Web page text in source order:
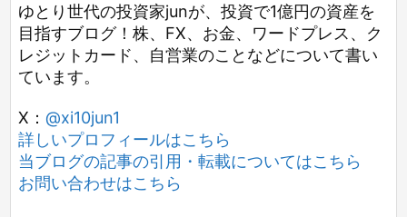
ゆとり世代の投資家junが、投資で1億円の資産を
目指すブログ！株、FX、お金、ワードプレス、ク
レジットカード、自営業のことなどについて書い
ています。
X： @xi10jun1
詳しいプロフィールはこちら
当ブログの記事の引用・転載についてはこちら
お問い合わせはこちら